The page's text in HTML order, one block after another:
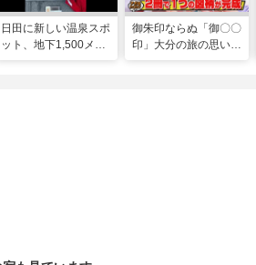
日田に新しい温泉スポ
ット、地下1,500メー
御朱印ならぬ「御〇〇
印」大分の旅の思い出